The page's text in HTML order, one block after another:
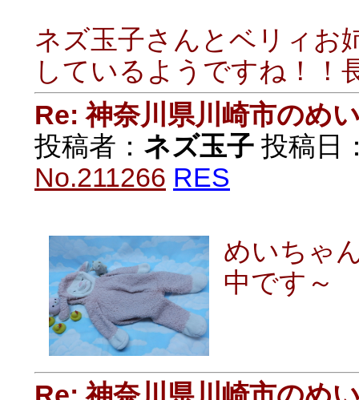
ネズ玉子さんとベリィお
しているようですね！！
Re: 神奈川県川崎市のめ
投稿者： ネズ玉子 投稿日
No.211266 RES
めいちゃ
中です～